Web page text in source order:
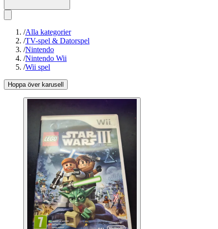
/Alla kategorier
/TV-spel & Datorspel
/Nintendo
/Nintendo Wii
/Wii spel
Hoppa över karusell